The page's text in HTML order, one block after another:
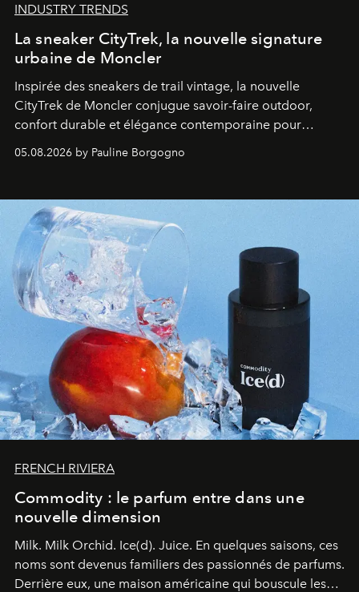
INDUSTRY TRENDS
La sneaker CityTrek, la nouvelle signature
urbaine de Moncler
Inspirée des sneakers de trail vintage, la nouvelle
CityTrek de Moncler conjugue savoir-faire outdoor,
confort durable et élégance contemporaine pour
05.08.2026 by Pauline Borgogno
FRENCH RIVIERA
Commodity : le parfum entre dans une
nouvelle dimension
Milk. Milk Orchid. Ice(d). Juice. En quelques saisons, ces
noms sont devenus familiers des passionnés de parfums.
Derrière eux, une maison américaine qui bouscule les